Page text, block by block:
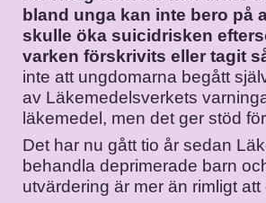
bland unga kan inte bero på
skulle öka suicidrisken
varken förskrivits eller tagit
inte att ungdomarna begått
av Läkemedelsverkets
läkemedel, men det ger stöd
Det har nu gått tio år sedan
behandla deprimerade barn
utvärdering är mer än rimligt